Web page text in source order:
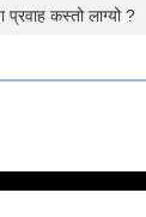
प्रवाह कस्तो लाग्यो ?